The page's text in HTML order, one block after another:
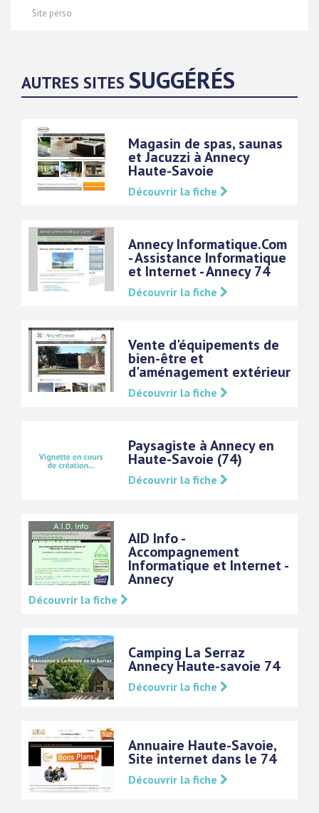
Site perso
AUTRES SITES SUGGÉRÉS
Magasin de spas, saunas
et Jacuzzi à Annecy
Haute-Savoie
Découvrir la fiche
Annecy Informatique.Com
- Assistance Informatique
et Internet - Annecy 74
Découvrir la fiche
Vente d'équipements de
bien-être et
d'aménagement extérieur
Découvrir la fiche
Paysagiste à Annecy en
Haute-Savoie (74)
Découvrir la fiche
AID Info -
Accompagnement
Informatique et Internet -
Annecy
Découvrir la fiche
Camping La Serraz
Annecy Haute-savoie 74
Découvrir la fiche
Annuaire Haute-Savoie,
Site internet dans le 74
Découvrir la fiche